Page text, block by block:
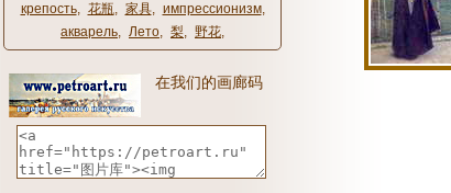
крепость, 花瓶, 家具, импрессионизм,
акварель, Лето, 梨, 野花,
在我们的画廊码